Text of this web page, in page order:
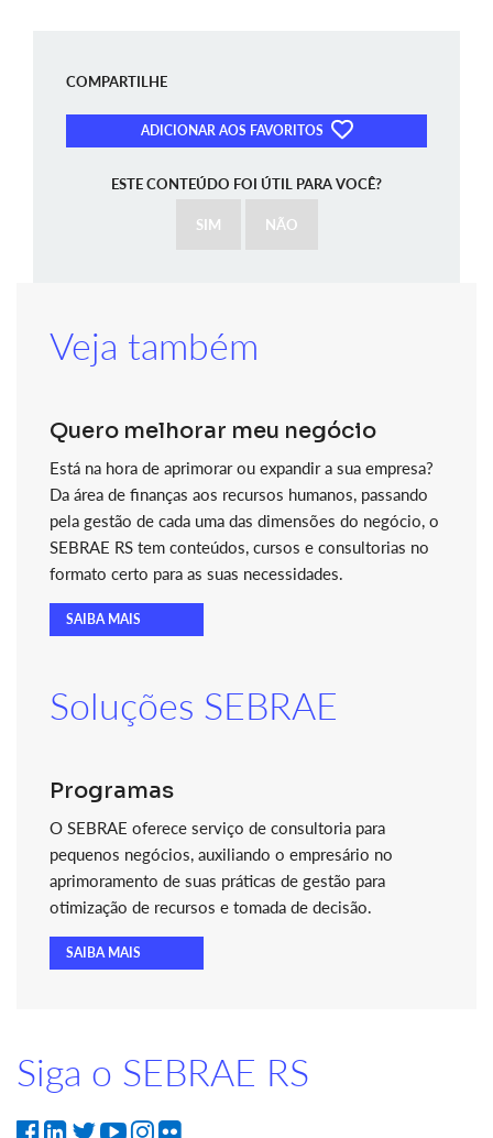
COMPARTILHE
ADICIONAR AOS FAVORITOS
ESTE CONTEÚDO FOI ÚTIL PARA VOCÊ?
SIM NÃO
Veja também
Quero melhorar meu negócio
Está na hora de aprimorar ou expandir a sua empresa?
Da área de finanças aos recursos humanos, passando
pela gestão de cada uma das dimensões do negócio, o
SEBRAE RS tem conteúdos, cursos e consultorias no
formato certo para as suas necessidades.
SAIBA MAIS
Soluções SEBRAE
Programas
O SEBRAE oferece serviço de consultoria para
pequenos negócios, auxiliando o empresário no
aprimoramento de suas práticas de gestão para
otimização de recursos e tomada de decisão.
SAIBA MAIS
Siga o SEBRAE RS